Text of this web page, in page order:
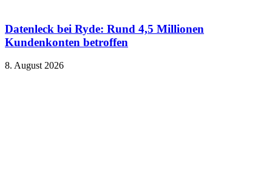
Datenleck bei Ryde: Rund 4,5 Millionen
Kundenkonten betroffen
8. August 2026